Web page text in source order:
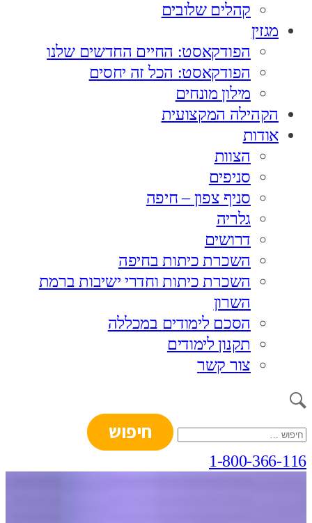
קהלים שלובים
מגזין
הפודקאסט: החיים החדשים שלנו
הפודקאסט: הכל זה יחסים
מילון מונחים
הקהילה המקצועית
אודות
הצוות
סניפים
סניף צפון – חיפה
גלריה
דרושים
השכרת כיתות בחיפה
השכרת כיתות וחדרי ישיבות ברמת
השרון
הסכם לימודים במכללה
תקנון לימודים
צור קשר
חיפוש:
1-800-366-116